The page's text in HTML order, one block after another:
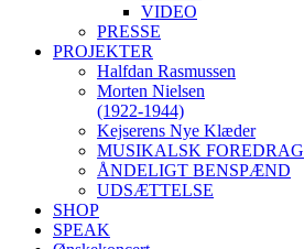
VIDEO
PRESSE
PROJEKTER
Halfdan Rasmussen
Morten Nielsen
(1922-1944)
Kejserens Nye Klæder
MUSIKALSK FOREDRAG
ÅNDELIGT BENSPÆND
UDSÆTTELSE
SHOP
SPEAK